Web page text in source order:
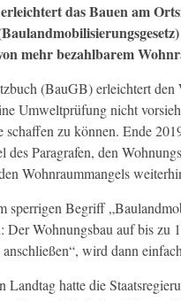
das Bauen am
mehr bezahlbarem
(BauGB) erleichtert
Umweltprüfung nicht
zu können. Ende
Paragrafen, den
Wohnraummangels
sperrigen Begriff
Wohnungsbau auf bis zu
wird dann
hatte die